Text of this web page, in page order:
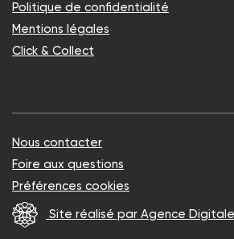
Politique de confidentialité
Mentions légales
Click & Collect
Nous contacter
Foire aux questions
Préférences cookies
Site réalisé par Agence